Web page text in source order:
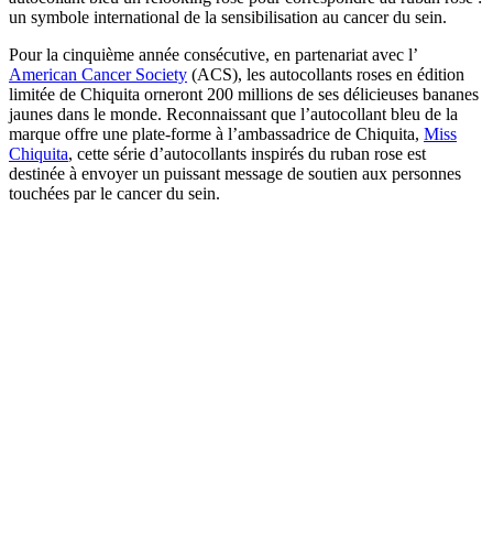
un symbole international de la sensibilisation au cancer du sein.
Pour la cinquième année consécutive, en partenariat avec l’
American Cancer Society (ACS), les autocollants roses en édition
limitée de Chiquita orneront 200 millions de ses délicieuses bananes
jaunes dans le monde. Reconnaissant que l’autocollant bleu de la
marque offre une plate-forme à l’ambassadrice de Chiquita, Miss
Chiquita, cette série d’autocollants inspirés du ruban rose est
destinée à envoyer un puissant message de soutien aux personnes
touchées par le cancer du sein.